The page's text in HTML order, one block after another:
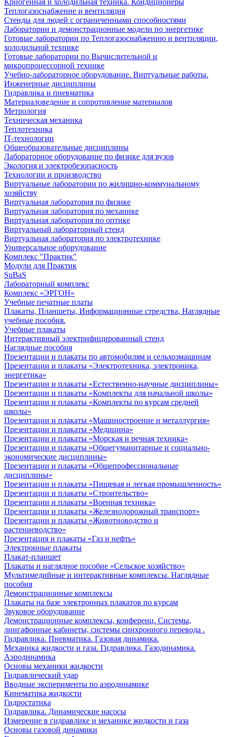
Криогенная и холодильная техника. Кондиционеры
Теплогазоснабжение и вентиляция
Стенды для людей с ограниченными способностями
Лаборатории и демонстрационные модели по энергетике
Готовые лаборатории по Теплогазоснабжению и вентиляции,
холодильной технике
Готовые лаборатории по Вычислительной и
микропроцессорной технике
Учебно-лабораторное оборудование. Виртуальные работы.
Инженерные дисциплины
Гидравлика и пневматика
Материаловедение и сопротивление материалов
Метрология
Техническая механика
Теплотехника
IT-технологии
Общеобразовательные дисциплины
Лабораторное оборудование по физике для вузов
Экология и электробезопасность
Технологии и производство
Виртуальные лаборатории по жилищно-коммунальному
хозяйству
Виртуальная лаборатория по физике
Виртуальная лаборатория по механике
Виртуальная лаборатория по оптике
Виртуальный лабораторный стенд
Виртуальная лаборатория по электротехнике
Универсальное оборудование
Комплекс "Практик"
Модули для Практик
SuBaS
Лабораторный комплекс
Комплекс «ЭРГОН»
Учебные печатные платы
Плакаты, Планшеты, Информационные стредства, Наглядные
учебные пособия.
Учебные плакаты
Интерактивный электрифицированный стенд
Наглядные пособия
Презентации и плакаты по автомобилям и сельхозмашинам
Презентации и плакаты «Электротехника, электроника,
энергетика»
Презентации и плакаты «Естественно-научные дисциплины»
Презентации и плакаты «Комплекты для начальной школы»
Презентации и плакаты «Комплекты по курсам средней
школы»
Презентации и плакаты «Машиностроение и металлургия»
Презентации и плакаты «Медицина»
Презентации и плакаты «Морская и речная техника»
Презентации и плакаты «Общегуманитарные и социально-
экономические дисциплины»
Презентации и плакаты «Общепрофессиональные
дисциплины»
Презентации и плакаты «Пищевая и легкая промышленность»
Презентации и плакаты «Строительство»
Презентации и плакаты «Военная техника»
Презентации и плакаты «Железнодорожный транспорт»
Презентации и плакаты «Животноводство и
растениеводство»
Презентация и плакаты «Газ и нефть»
Электронные плакаты
Плакат-планшет
Плакаты и наглядное пособие «Сельское хозяйство»
Мультимедийные и интерактивные комплексы. Наглядные
пособия
Демонстрационные комплексы
Плакаты на базе электронных плакатов по курсам
Звуковое оборудование
Демонстрационные комплексы, конференц. Системы,
лингафонные кабинеты, системы синхронного перевода .
Гидравлика. Пневматика. Газовая динамика.
Механика жидкости и газа. Гидравлика. Газодинамика.
Аэродинамика
Основы механики жидкости
Гидравлический удар
Вводные эксперименты по аэродинамике
Кинематика жидкости
Гидростатика
Гидравлика. Динамические насосы
Измерение в гидравлике и механике жидкости и газа
Основы газовой динамики